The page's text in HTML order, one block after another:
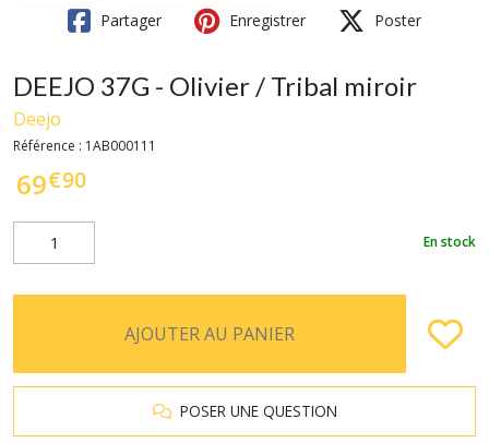
Partager Enregistrer Poster
DEEJO 37G - Olivier / Tribal miroir
Deejo
Référence : 1AB000111
69€90
En stock
AJOUTER AU PANIER
POSER UNE QUESTION